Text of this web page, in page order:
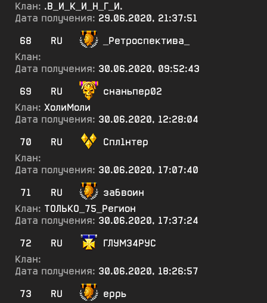
Клан: .В_И_К_И_Н_Г_И.
Дата получения: 29.06.2020, 21:37:51
68
RU
_Ретроспектива_
Клан:
Дата получения: 30.06.2020, 09:52:43
69
RU
снаньпер02
Клан: ХолиМоли
Дата получения: 30.06.2020, 12:28:04
70
RU
Спл1нтер
Клан:
Дата получения: 30.06.2020, 17:07:40
71
RU
забвоин
Клан: ТОЛЬКО_75_Регион
Дата получения: 30.06.2020, 17:37:24
72
RU
ГЛУМ34РУС
Клан:
Дата получения: 30.06.2020, 18:26:57
73
RU
еррь